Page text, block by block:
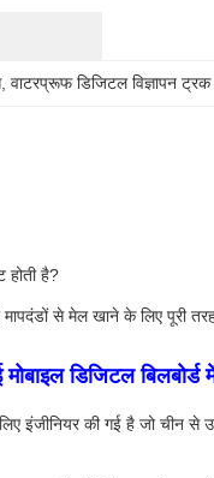
, वाटरप्रूफ डिजिटल विज्ञापन
होती है?
से मेल खाने के लिए पूरी तरह
डिजिटल बिलबोर्ड
इंजीनियर की गई है जो चीन